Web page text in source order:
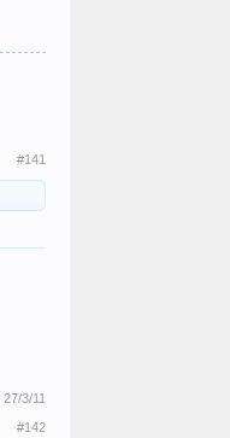
#141
27/3/11
#142